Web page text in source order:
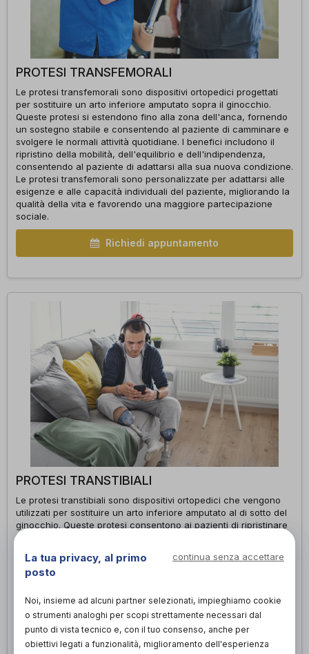
PROTESI TRANSFEMORALI
Le protesi transfemorali sono dispositivi ortopedici progettati
per sostituire un arto inferiore amputato sopra il ginocchio.
Queste protesi si estendono fino alla zona dell'anca, fornendo
un sostegno stabile e consentendo al paziente di camminare e
svolgere le normali attività quotidiane. I benefici includono il
ripristino della mobilità, dell'equilibrio e dell'indipendenza,
consentendo al paziente di adattarsi alla sua nuova condizione.
Le protesi transfemorali sono personalizzate per adattarsi alle
esigenze e alle capacità individuali del paziente, migliorando la
qualità della vita e favorendo una maggiore partecipazione
sociale.
Richiedi appuntamento
PROTESI TRANSTIBIALI
Le protesi transtibiali sono dispositivi ortopedici che vengono
utilizzati per sostituire un arto inferiore amputato al di sotto del
ginocchio. Queste protesi consentono ai pazienti di ripristinare
la mobilità e l'autonomia, consentendo loro di camminare e
includono un miglioramento dell'equilibrio, dell'efficienza nella
deambulazione e un maggiore comfort. Questi dispositivi
capacità individuali del paziente, garantendo un'adeguata
stabilità e funzionalità. Le protesi transtibiali aiutano i pazienti a
recuperare la loro qualità di vita e a reintegrarsi nella società in
modo attivo.
La tua privacy, al primo
posto
continua senza accettare
Noi, insieme ad alcuni partner selezionati, impieghiamo cookie
o strumenti analoghi per scopi strettamente necessari dal
punto di vista tecnico e, con il tuo consenso, anche per
obiettivi legati a funzionalità, miglioramento dell'esperienza